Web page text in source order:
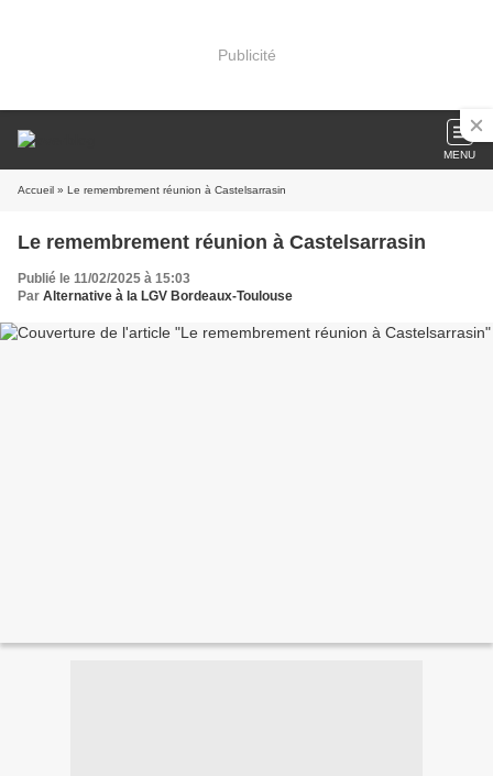
Publicité
MENU
Accueil » Le remembrement réunion à Castelsarrasin
Le remembrement réunion à Castelsarrasin
Publié le 11/02/2025 à 15:03
Par Alternative à la LGV Bordeaux-Toulouse